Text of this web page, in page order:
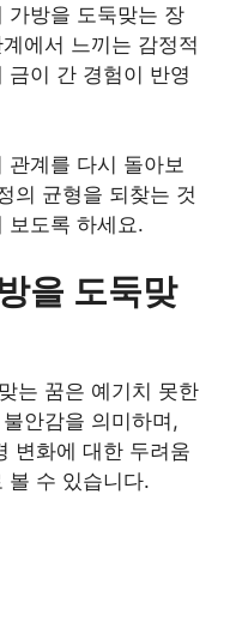
가방을 도둑맞는 장
에서 느끼는 감정적
금이 간 경험이 반영
관계를 다시 돌아보
의 균형을 되찾는 것
보도록 하세요.
을 도둑맞
는 꿈은 예기치 못한
안감을 의미하며,
변화에 대한 두려움
볼 수 있습니다.